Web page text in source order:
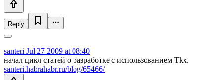
Reply
santeri Jul 27 2009 at 08:40
начал цикл статей о разработке с использованием Tkx.
santeri.habrahabr.ru/blog/65466/